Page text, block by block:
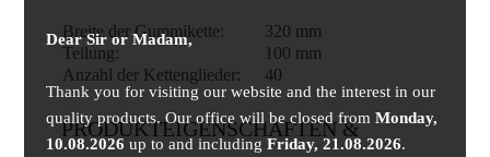
Dear Sir or Madam,
Thank you for visiting our website and the interest in our
quality products. Our office will be closed fromMonday,
10.08.2026 up to and includingFriday, 21.08.2026.
Breite der Gummikette:
320 mm
Teilung:
100 mm
Anzahl der Kettenglieder:
40
PRODUKTEIGENSCHAFTEN &